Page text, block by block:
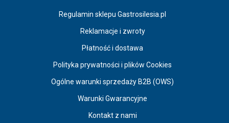
Regulamin sklepu Gastrosilesia.pl
Reklamacje i zwroty
Płatność i dostawa
Polityka prywatności i plików Cookies
Ogólne warunki sprzedaży B2B (OWS)
Warunki Gwarancyjne
Kontakt z nami